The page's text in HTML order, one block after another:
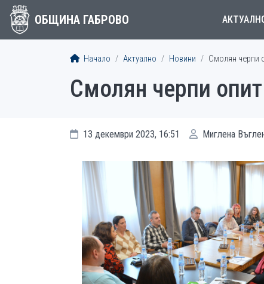
ОБЩИНА ГАБРОВО
Начало Актуално Новини Смолян черпи
Смолян черпи
13 декември 2023, 16:51 Миглена